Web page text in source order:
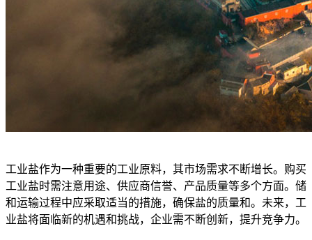
工业盐作为一种重要的工业原料，其市场需求不断增长。购买
工业盐时需注意用途、供应商信誉、产品质量等多个方面。储
和运输过程中应采取适当的措施，确保盐的质量和。未来，工
业盐将面临新的机遇和挑战，企业需不断创新，提升竞争力。